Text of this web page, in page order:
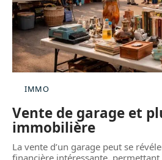
IMMO
Vente de garage et
immobilière
La vente d’un garage peut se
financière intéressante,